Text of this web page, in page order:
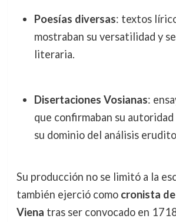
Poesías diversas: textos
mostraban su versatilidad y
literaria.
Disertaciones Vosianas:
que confirmaban su
su dominio del análisis
Su producción no se limitó a la
también ejerció como cronista
Viena tras ser convocado en